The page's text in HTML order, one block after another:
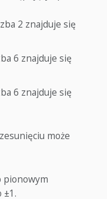
2 znajduje się
6 znajduje się
6 znajduje się
może
pionowym
±1.